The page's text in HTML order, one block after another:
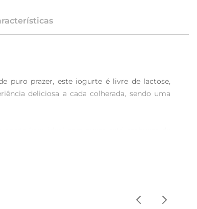
puro prazer, este iogurte é livre de lactose,
deliciosa a cada colherada, sendo uma
um bemestar geral.
0 é uma escolha inteligente para quem